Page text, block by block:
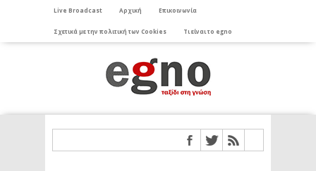
Live Broadcast Αρχική Επικοινωνία
Σχετικά με την πολιτική των Cookies Τι είναι το egno